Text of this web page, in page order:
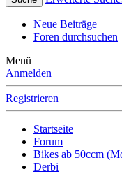
Neue Beiträge
Foren durchsuchen
Menü
Anmelden
Registrieren
Startseite
Forum
Bikes ab 50ccm
Derbi